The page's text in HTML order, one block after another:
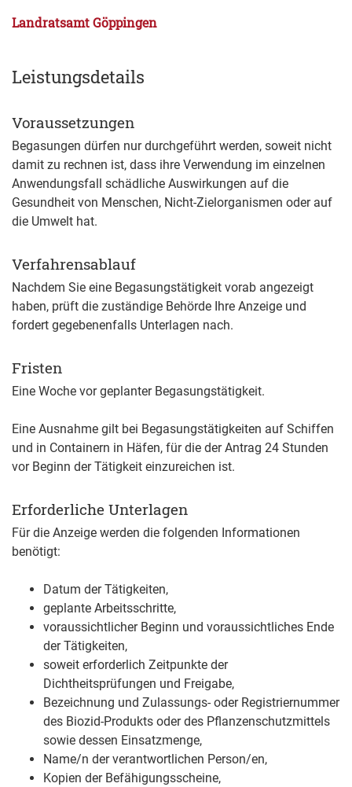
Landratsamt Göppingen
Leistungsdetails
Voraussetzungen
Begasungen dürfen nur durchgeführt werden, soweit nicht
damit zu rechnen ist, dass ihre Verwendung im einzelnen
Anwendungsfall schädliche Auswirkungen auf die
Gesundheit von Menschen, Nicht-Zielorganismen oder auf
die Umwelt hat.
Verfahrensablauf
Nachdem Sie eine Begasungstätigkeit vorab angezeigt
haben, prüft die zuständige Behörde Ihre Anzeige und
fordert gegebenenfalls Unterlagen nach.
Fristen
Eine Woche vor geplanter Begasungstätigkeit.
Eine Ausnahme gilt bei Begasungstätigkeiten auf Schiffen
und in Containern in Häfen, für die der Antrag 24 Stunden
vor Beginn der Tätigkeit einzureichen ist.
Erforderliche Unterlagen
Für die Anzeige werden die folgenden Informationen
benötigt:
Datum der Tätigkeiten,
geplante Arbeitsschritte,
voraussichtlicher Beginn und voraussichtliches Ende
der Tätigkeiten,
soweit erforderlich Zeitpunkte der
Dichtheitsprüfungen und Freigabe,
Bezeichnung und Zulassungs- oder Registriernummer
des Biozid-Produkts oder des Pflanzenschutzmittels
sowie dessen Einsatzmenge,
Name/n der verantwortlichen Person/en,
Kopien der Befähigungsscheine,